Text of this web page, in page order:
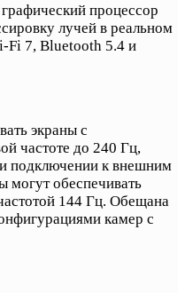
процессор
лучей в реальном
Fi 7, Bluetooth 5.4 и
экраны с
частоте до 240 Гц,
подключении к внешним
могут обеспечивать
144 Гц. Обещана
камер с